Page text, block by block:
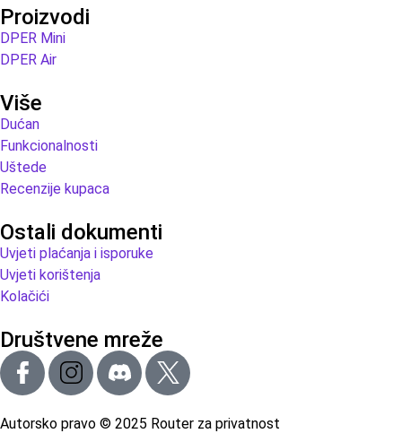
Proizvodi
DPER Mini
DPER Air
Više
Dućan
Funkcionalnosti
Uštede
Recenzije kupaca
Ostali dokumenti
Uvjeti plaćanja i isporuke
Uvjeti korištenja
Kolačići
Društvene mreže
Autorsko pravo © 2025 Router za privatnost